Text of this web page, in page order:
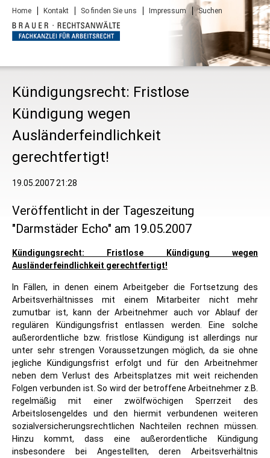
Navigation
überspringen
Home Kontakt So finden Sie uns Impressum Suchen
Kündigungsrecht: Fristlose
Kündigung wegen
Ausländerfeindlichkeit
gerechtfertigt!
19.05.2007 21:28
Veröffentlicht in der Tageszeitung
"Darmstäder Echo" am 19.05.2007
Kündigungsrecht: Fristlose Kündigung wegen
Ausländerfeindlichkeit gerechtfertigt!
In Fällen, in denen einem Arbeitgeber die Fortsetzung des
Arbeitsverhältnisses mit einem Mitarbeiter nicht mehr
zumutbar ist, kann der Arbeitnehmer auch vor Ablauf der
regulären Kündigungsfrist entlassen werden. Eine solche
außerordentliche bzw. fristlose Kündigung ist allerdings nur
unter sehr strengen Voraussetzungen möglich, da sie ohne
jegliche Kündigungsfrist erfolgt und für den Arbeitnehmer
neben dem Verlust des Arbeitsplatzes mit weit reichenden
Folgen verbunden ist. So wird der betroffene Arbeitnehmer z.B.
regelmäßig mit einer zwölfwöchigen Sperrzeit des
Arbeitslosengeldes und den hiermit verbundenen weiteren
sozialversicherungsrechtlichen Nachteilen rechnen müssen.
Hinzu kommt, dass eine außerordentliche Kündigung
insbesondere bei Angestellten, deren Arbeitsverhältnis